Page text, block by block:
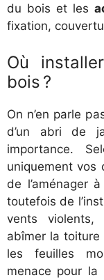
du bois et les
fixation,
Où
bois ?
On n’en parle
d’un abri de
importance.
uniquement vos
de l’aménager
toutefois de
vents violents,
abîmer la
les feuilles
menace pour